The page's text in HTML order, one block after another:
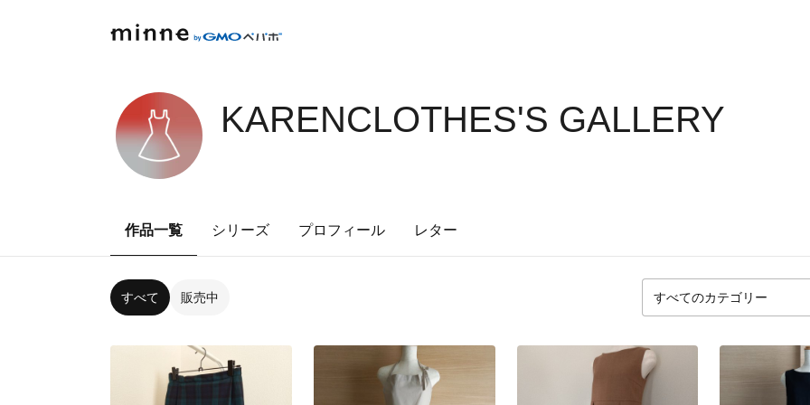
KARENCLOTHES'S GALLERY
作品一覧 シリーズ プロフィール レター
すべて 販売中